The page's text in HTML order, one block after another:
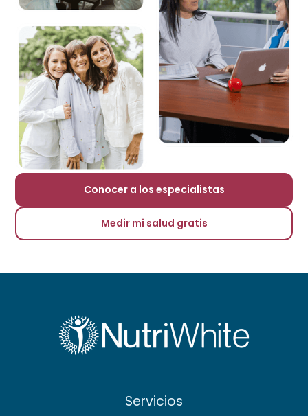
Conocer a los especialistas
Medir mi salud gratis
Servicios